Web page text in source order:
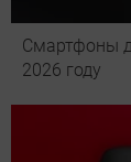
Смартфоны
2026 году